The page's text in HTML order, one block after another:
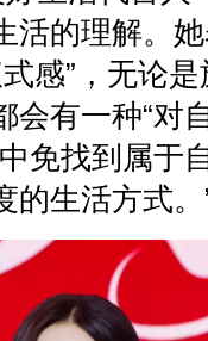
活的理解。
感”，无论
会有一种“对
免找到属于
的生活方式。